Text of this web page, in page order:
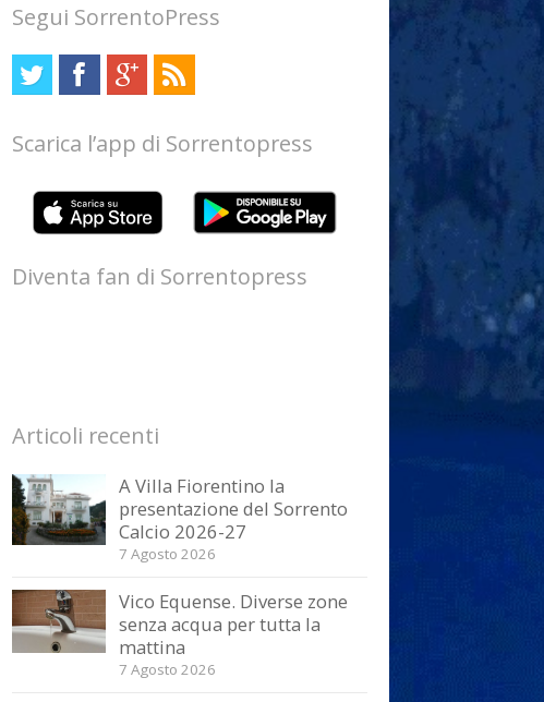
Segui SorrentoPress
Scarica l’app di Sorrentopress
Diventa fan di Sorrentopress
Articoli recenti
A Villa Fiorentino la
presentazione del Sorrento
Calcio 2026-27
7 Agosto 2026
Vico Equense. Diverse zone
senza acqua per tutta la
mattina
7 Agosto 2026